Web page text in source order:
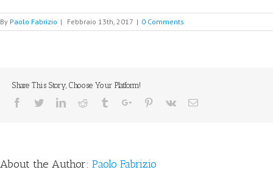
By Paolo Fabrizio | Febbraio 13th, 2017 | 0 Comments
Share This Story, Choose Your Platform!
Facebook
TwitterLinkedinReddit TumblrGoogle+Pinterest
Vk Email
About the Author: Paolo Fabrizio